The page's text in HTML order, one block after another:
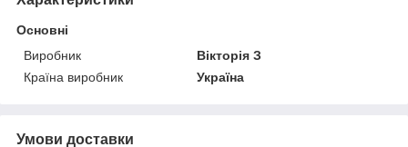
Основні
Виробник
Вікторія З
Країна виробник
Україна
Умови доставки